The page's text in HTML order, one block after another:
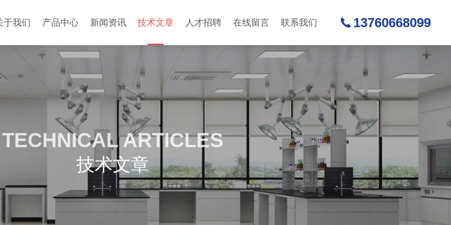
于我们 产品中心 新闻资讯 技术文章 人才招聘 在线留言 联系我们 13760668099
TECHNICAL ARTICLES
技术文章